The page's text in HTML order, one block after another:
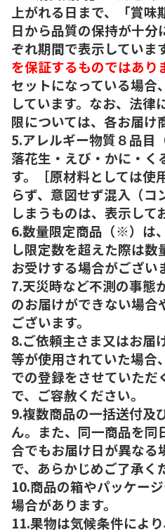
上がれる日まで、「賞味
日から品質の保持が十
ぞれ期間で表示していま
を保証するものではあり
セットになっている場合
しています。なお、法律
限については、各お届け
5.アレルギー物質８品目
落花生・えび・かに・く
す。［原材料としては使
らず、意図せず混入（コ
しまうものは、表示して
6.数量限定商品（※）は
し限定数を超えた際は数
お受けする場合がござい
7.天災時など不測の事態
のお届けができない場合
ございます。
8.ご依頼主さま又はお届
等が使用されていた場合
での登録をさせていただ
で、ご容赦ください。
9.複数商品の一括送付及
ん。また、同一商品を同
合でもお届け日が異なる
で、あらかじめご了承く
10.商品の箱やパッケー
場合があります。
11.果物は気候条件によ